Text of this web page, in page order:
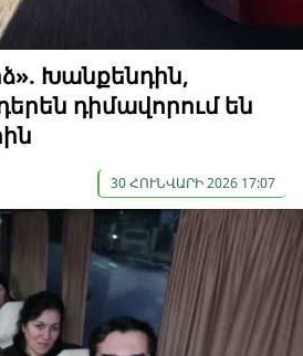
Խանքենդին,
դիմավորում են
30 ՀՈՒՆՎԱՐԻ 2026 17:07